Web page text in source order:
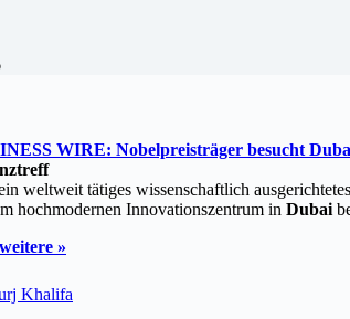
WIRE: Nobelpreisträger besucht
weltweit tätiges wissenschaftlich
hochmodernen Innovationszentrum in Dubai
»